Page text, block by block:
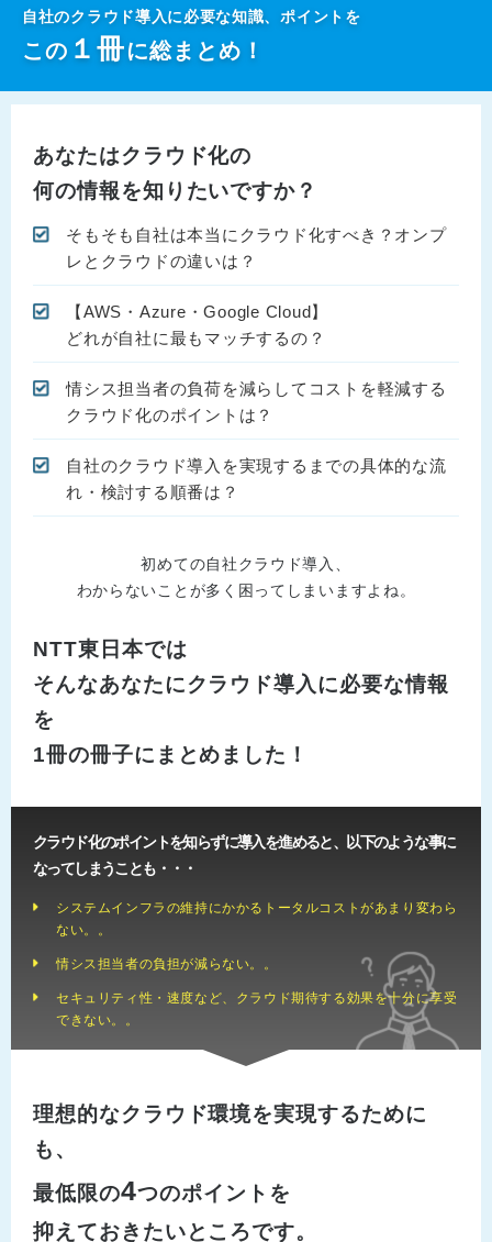
自社のクラウド導入に必要な知識、ポイントを
この １冊に総まとめ！
あなたはクラウド化の
何の情報を知りたいですか？
そもそも自社は本当にクラウド化すべき？オンプ
レとクラウドの違いは？
【AWS・Azure・Google Cloud】
どれが自社に最もマッチするの？
情シス担当者の負荷を減らしてコストを軽減する
クラウド化のポイントは？
自社のクラウド導入を実現するまでの具体的な流
れ・検討する順番は？
初めての自社クラウド導入、
わからないことが多く困ってしまいますよね。
NTT東日本では
そんなあなたにクラウド導入に必要な情報
を
1冊の冊子にまとめました！
クラウド化のポイントを知らずに導入を進めると、以下のような事に
なってしまうことも・・・
システムインフラの維持にかかるトータルコストがあまり変わら
ない。。
情シス担当者の負担が減らない。。
セキュリティ性・速度など、クラウド期待する効果を十分に享受
できない。。
理想的なクラウド環境を実現するために
も、
最低限の4つのポイントを
抑えておきたいところです。